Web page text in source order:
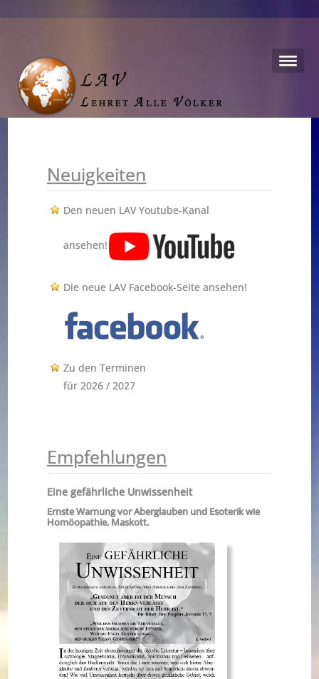
Neuigkeiten
Den neuen LAV Youtube-Kanal
ansehen!
Die neue LAV Facebook-Seite ansehen!
Zu den Terminen
für 2026 / 2027
Empfehlungen
Eine gefährliche Unwissenheit
Ernste Warnung vor Aberglauben und Esoterik wie
Homöopathie, Maskott.